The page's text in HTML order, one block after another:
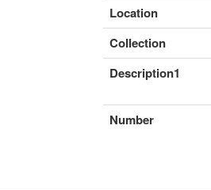
Location
Collection
Description1
Number